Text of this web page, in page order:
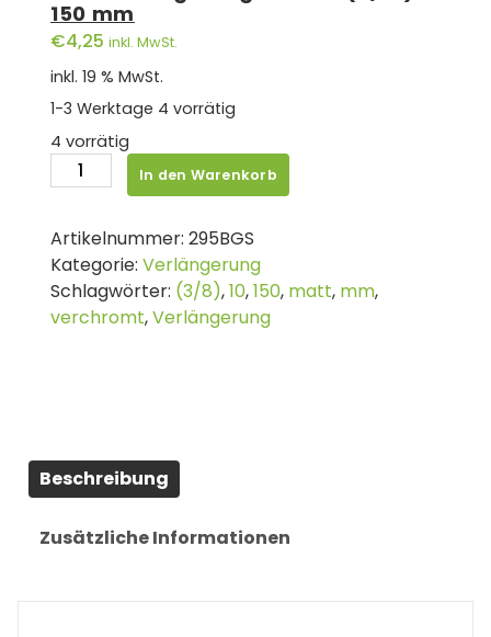
150 mm
€4,25 inkl. MwSt.
inkl. 19 % MwSt.
1-3 Werktage 4 vorrätig
4 vorrätig
BGS
Verlängerung
10
mm
(3/8")
|
In den Warenkorb
Artikelnummer: 295BGS
Kategorie: Verlängerung
Schlagwörter: (3/8),10,150, matt, mm,
verchromt,Verlängerung
Beschreibung
Zusätzliche Informationen